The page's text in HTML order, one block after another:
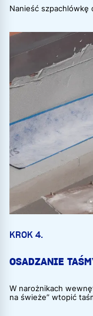
Nanieść szpachlówkę
KROK 4.
OSADZANIE
W narożnikach
na świeże” wtopić